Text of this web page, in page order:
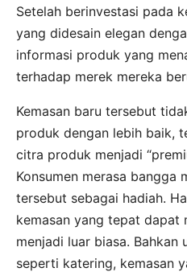
Setelah berinvestasi pada
yang didesain elegan
informasi produk yang
terhadap merek mereka
Kemasan baru tersebut
produk dengan lebih baik,
citra produk menjadi
Konsumen merasa bangga
tersebut sebagai hadiah.
kemasan yang tepat dapat
menjadi luar biasa. Bahkan
seperti katering, kemasan